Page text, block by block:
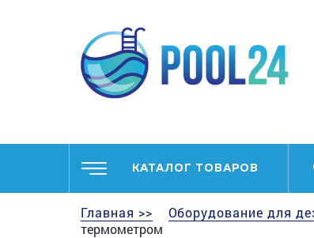
КАТАЛОГ ТОВАРОВ
Главная >> Оборудование для
термометром